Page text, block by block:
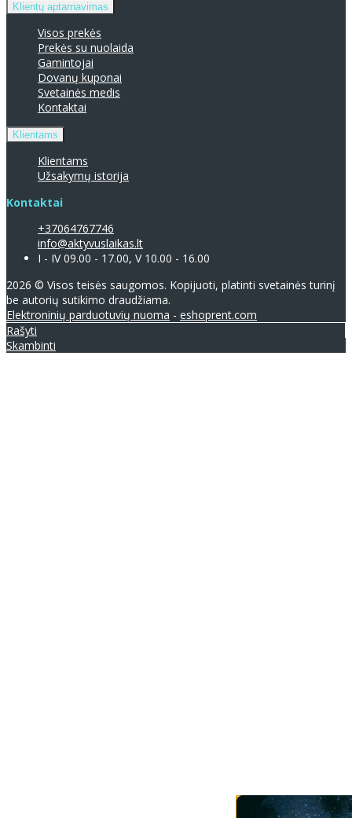
Klientų aptarnavimas
Visos prekės
Prekės su nuolaida
Gamintojai
Dovanų kuponai
Svetainės medis
Kontaktai
Klientams
Klientams
Užsakymų istorija
Kontaktai
+37064767746
info@aktyvuslaikas.lt
I - IV 09.00 - 17.00, V 10.00 - 16.00
2026 © Visos teisės saugomos. Kopijuoti, platinti svetainės turinį
be autorių sutikimo draudžiama.
Elektroninių parduotuvių nuoma - eshoprent.com
Rašyti
Skambinti